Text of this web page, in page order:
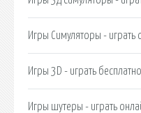
Игры Симуляторы - играть
Игры 3D - играть
Игры шутеры - играть